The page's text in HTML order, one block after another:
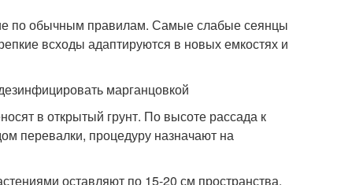
по обычным правилам. Самые слабые сеянцы
всходы адаптируются в новых емкостях и
марганцовкой
в открытый грунт. По высоте рассада к
перевалки, процедуру назначают на
оставляют по 15-20 см пространства.